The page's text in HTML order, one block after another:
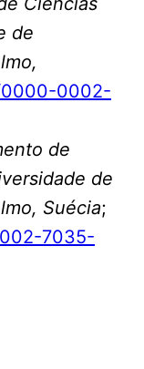
de
0002-
de
de
Suécia;
7035-